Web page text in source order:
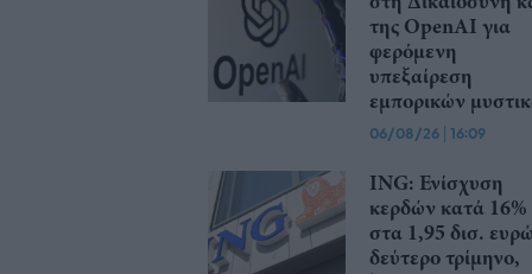
της OpenAI για
φερόμενη
υπεξαίρεση
εμπορικών
06/08/26 | 16:09
ING: Ενίσχυση
κερδών κατά 16%
στα 1,95 δισ.
δεύτερο τρίμηνο,